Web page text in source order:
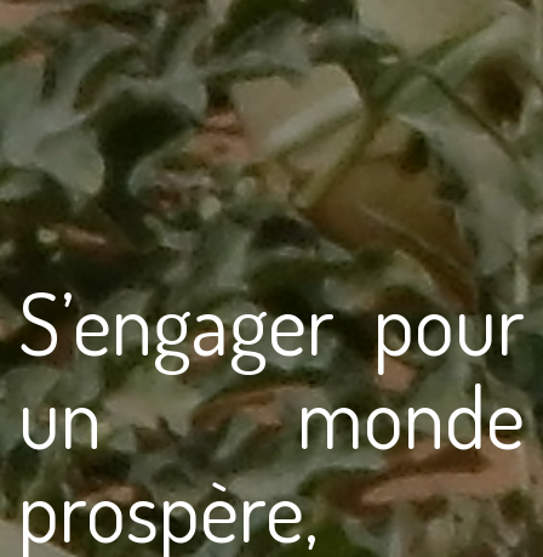
S’engager pour
un monde
prospère,